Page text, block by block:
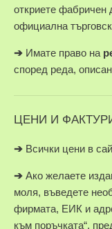
откриете фабричен
официална
➔ Имате право на
според реда,
ЦЕНИ И
➔ Всички цени в
➔ Ако желаете
моля, въведете
фирмата, ЕИК и
към поръчката“,